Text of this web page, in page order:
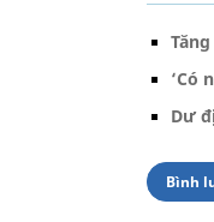
‘Có
Dư
Bình